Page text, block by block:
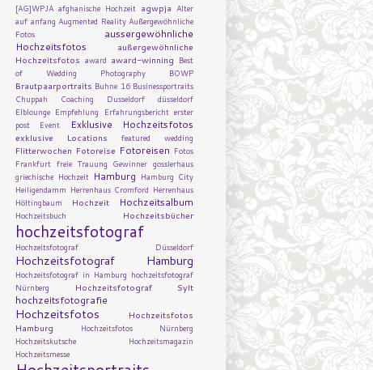
[AG]WPJA afghanische Hochzeit agwpja Alter
auf anfang Augmented Reality Außergewöhnliche
Fotos
aussergewöhnliche
Hochzeitsfotos
außergewöhnliche
Hochzeitsfotos award award-winning Best
of Wedding Photography
BOWP
Brautpaarportraits Buhne 16 Businessportraits
Chuppah
Coaching Dusseldorf
düsseldorf
Elblounge Empfehlung Erfahrungsbericht erster
post
Event Exklusive Hochzeitsfotos
exklusive Locations featured wedding
Flitterwochen Fotoreise Fotoreisen Fotos
Frankfurt freie Trauung Gewinner gosslerhaus
griechische Hochzeit Hamburg Hamburg City
Heiligendamm Herrenhaus Cromford Herrenhaus
Höltingbaum
Hochzeit Hochzeitsalbum
Hochzeitsbuch Hochzeitsbücher
hochzeitsfotograf
Hochzeitsfotograf Düsseldorf
Hochzeitsfotograf Hamburg
Hochzeitsfotograf in Hamburg hochzeitsfotograf
Nürnberg
Hochzeitsfotograf Sylt
hochzeitsfotografie
Hochzeitsfotos
Hochzeitsfotos
Hamburg
Hochzeitsfotos Nürnberg
Hochzeitskutsche
Hochzeitsmagazin
Hochzeitsmesse